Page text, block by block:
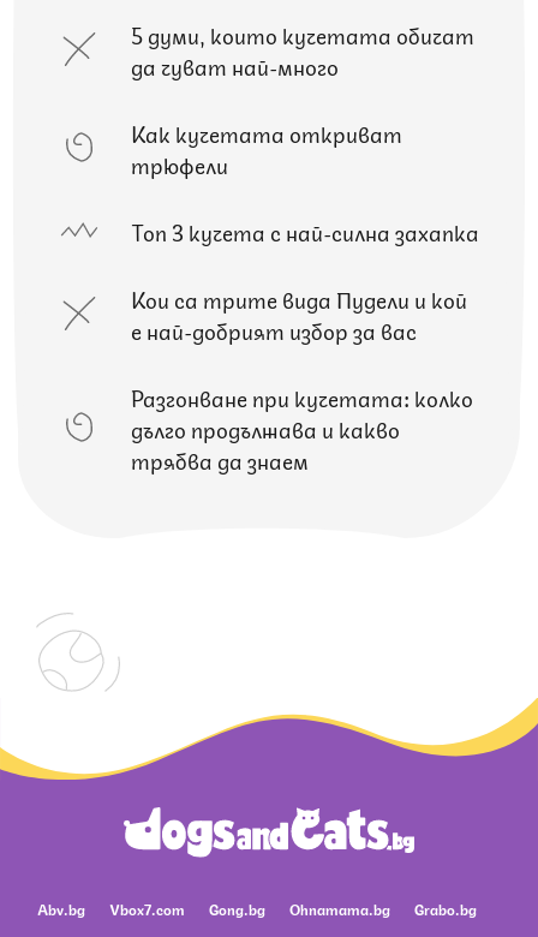
5 думи, които кучетата обичат
да чуват най-много
Как кучетата откриват
трюфели
Топ 3 кучета с най-силна захапка
Кои са трите вида Пудели и кой
е най-добрият избор за вас
Разгонване при кучетата: колко
дълго продължава и какво
трябва да знаем
Abv.bg Vbox7.com Gong.bg Ohnamama.bg Grabo.bg